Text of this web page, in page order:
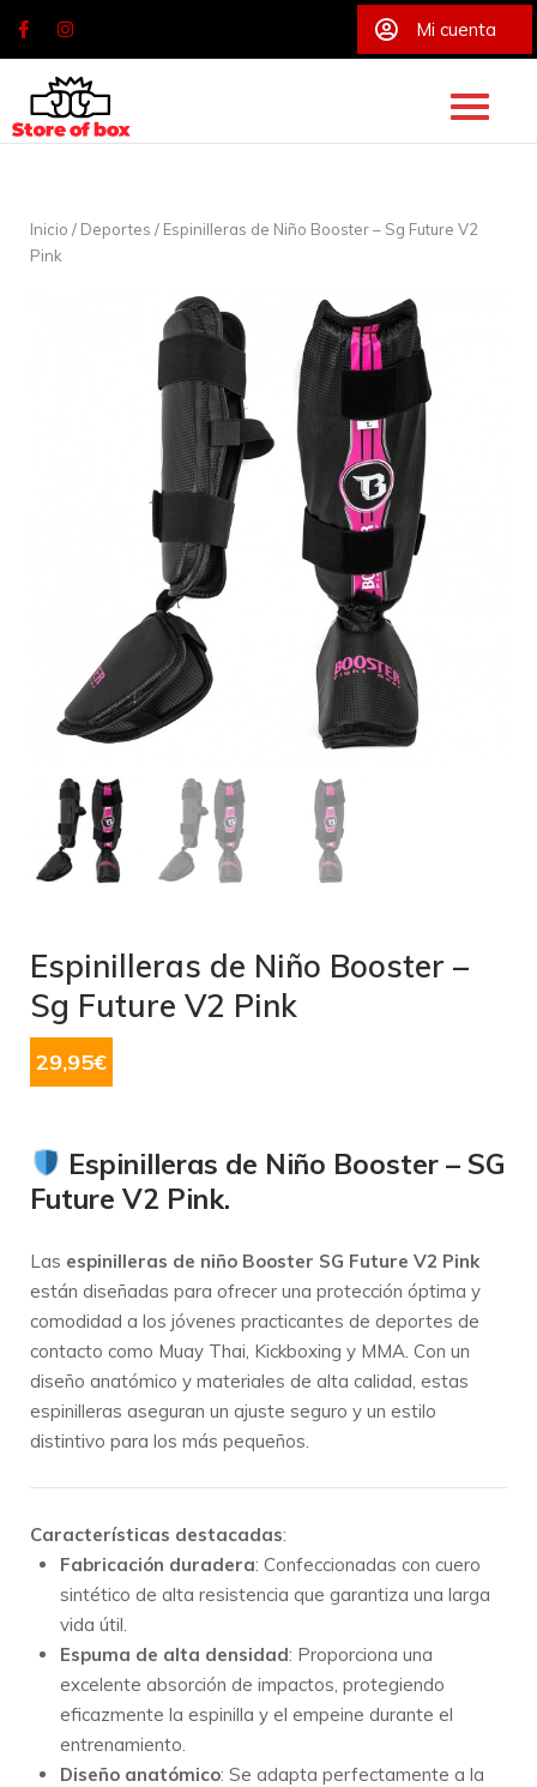
Mi cuenta
content
Inicio / Deportes / Espinilleras de Niño Booster – Sg Future V2
Pink
Espinilleras de Niño Booster –
Sg Future V2 Pink
29,95€
Espinilleras de Niño Booster – SG
Future V2 Pink.
Las espinilleras de niño Booster SG Future V2 Pink
están diseñadas para ofrecer una protección óptima y
comodidad a los jóvenes practicantes de deportes de
contacto como Muay Thai, Kickboxing y MMA. Con un
diseño anatómico y materiales de alta calidad, estas
espinilleras aseguran un ajuste seguro y un estilo
distintivo para los más pequeños.
Características destacadas:
Fabricación duradera: Confeccionadas con cuero
sintético de alta resistencia que garantiza una larga
vida útil.
Espuma de alta densidad: Proporciona una
excelente absorción de impactos, protegiendo
eficazmente la espinilla y el empeine durante el
entrenamiento.
Diseño anatómico: Se adapta perfectamente a la